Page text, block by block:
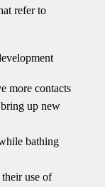
refer to
more contacts
up new
bathing
use of